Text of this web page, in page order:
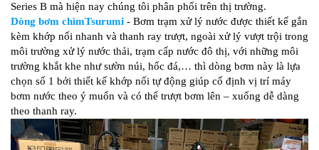
Series B mà hiện nay chúng tôi phân phối trên thị trường.
Dòng bơm chìmTsurumi - Bơm trạm xử lý nước được thiết kế gắn
kèm khớp nối nhanh và thanh ray trượt, ngoài xử lý vượt trội trong
môi trường xử lý nước thải, trạm cấp nước đô thị, với những môi
trường khắt khe như sườn núi, hốc đá,… thì dòng bơm này là lựa
chọn số 1 bởi thiết kế khớp nối tự động giúp cố định vị trí máy
bơm nước theo ý muốn và có thể trượt bơm lên – xuống dễ dàng
theo thanh ray.